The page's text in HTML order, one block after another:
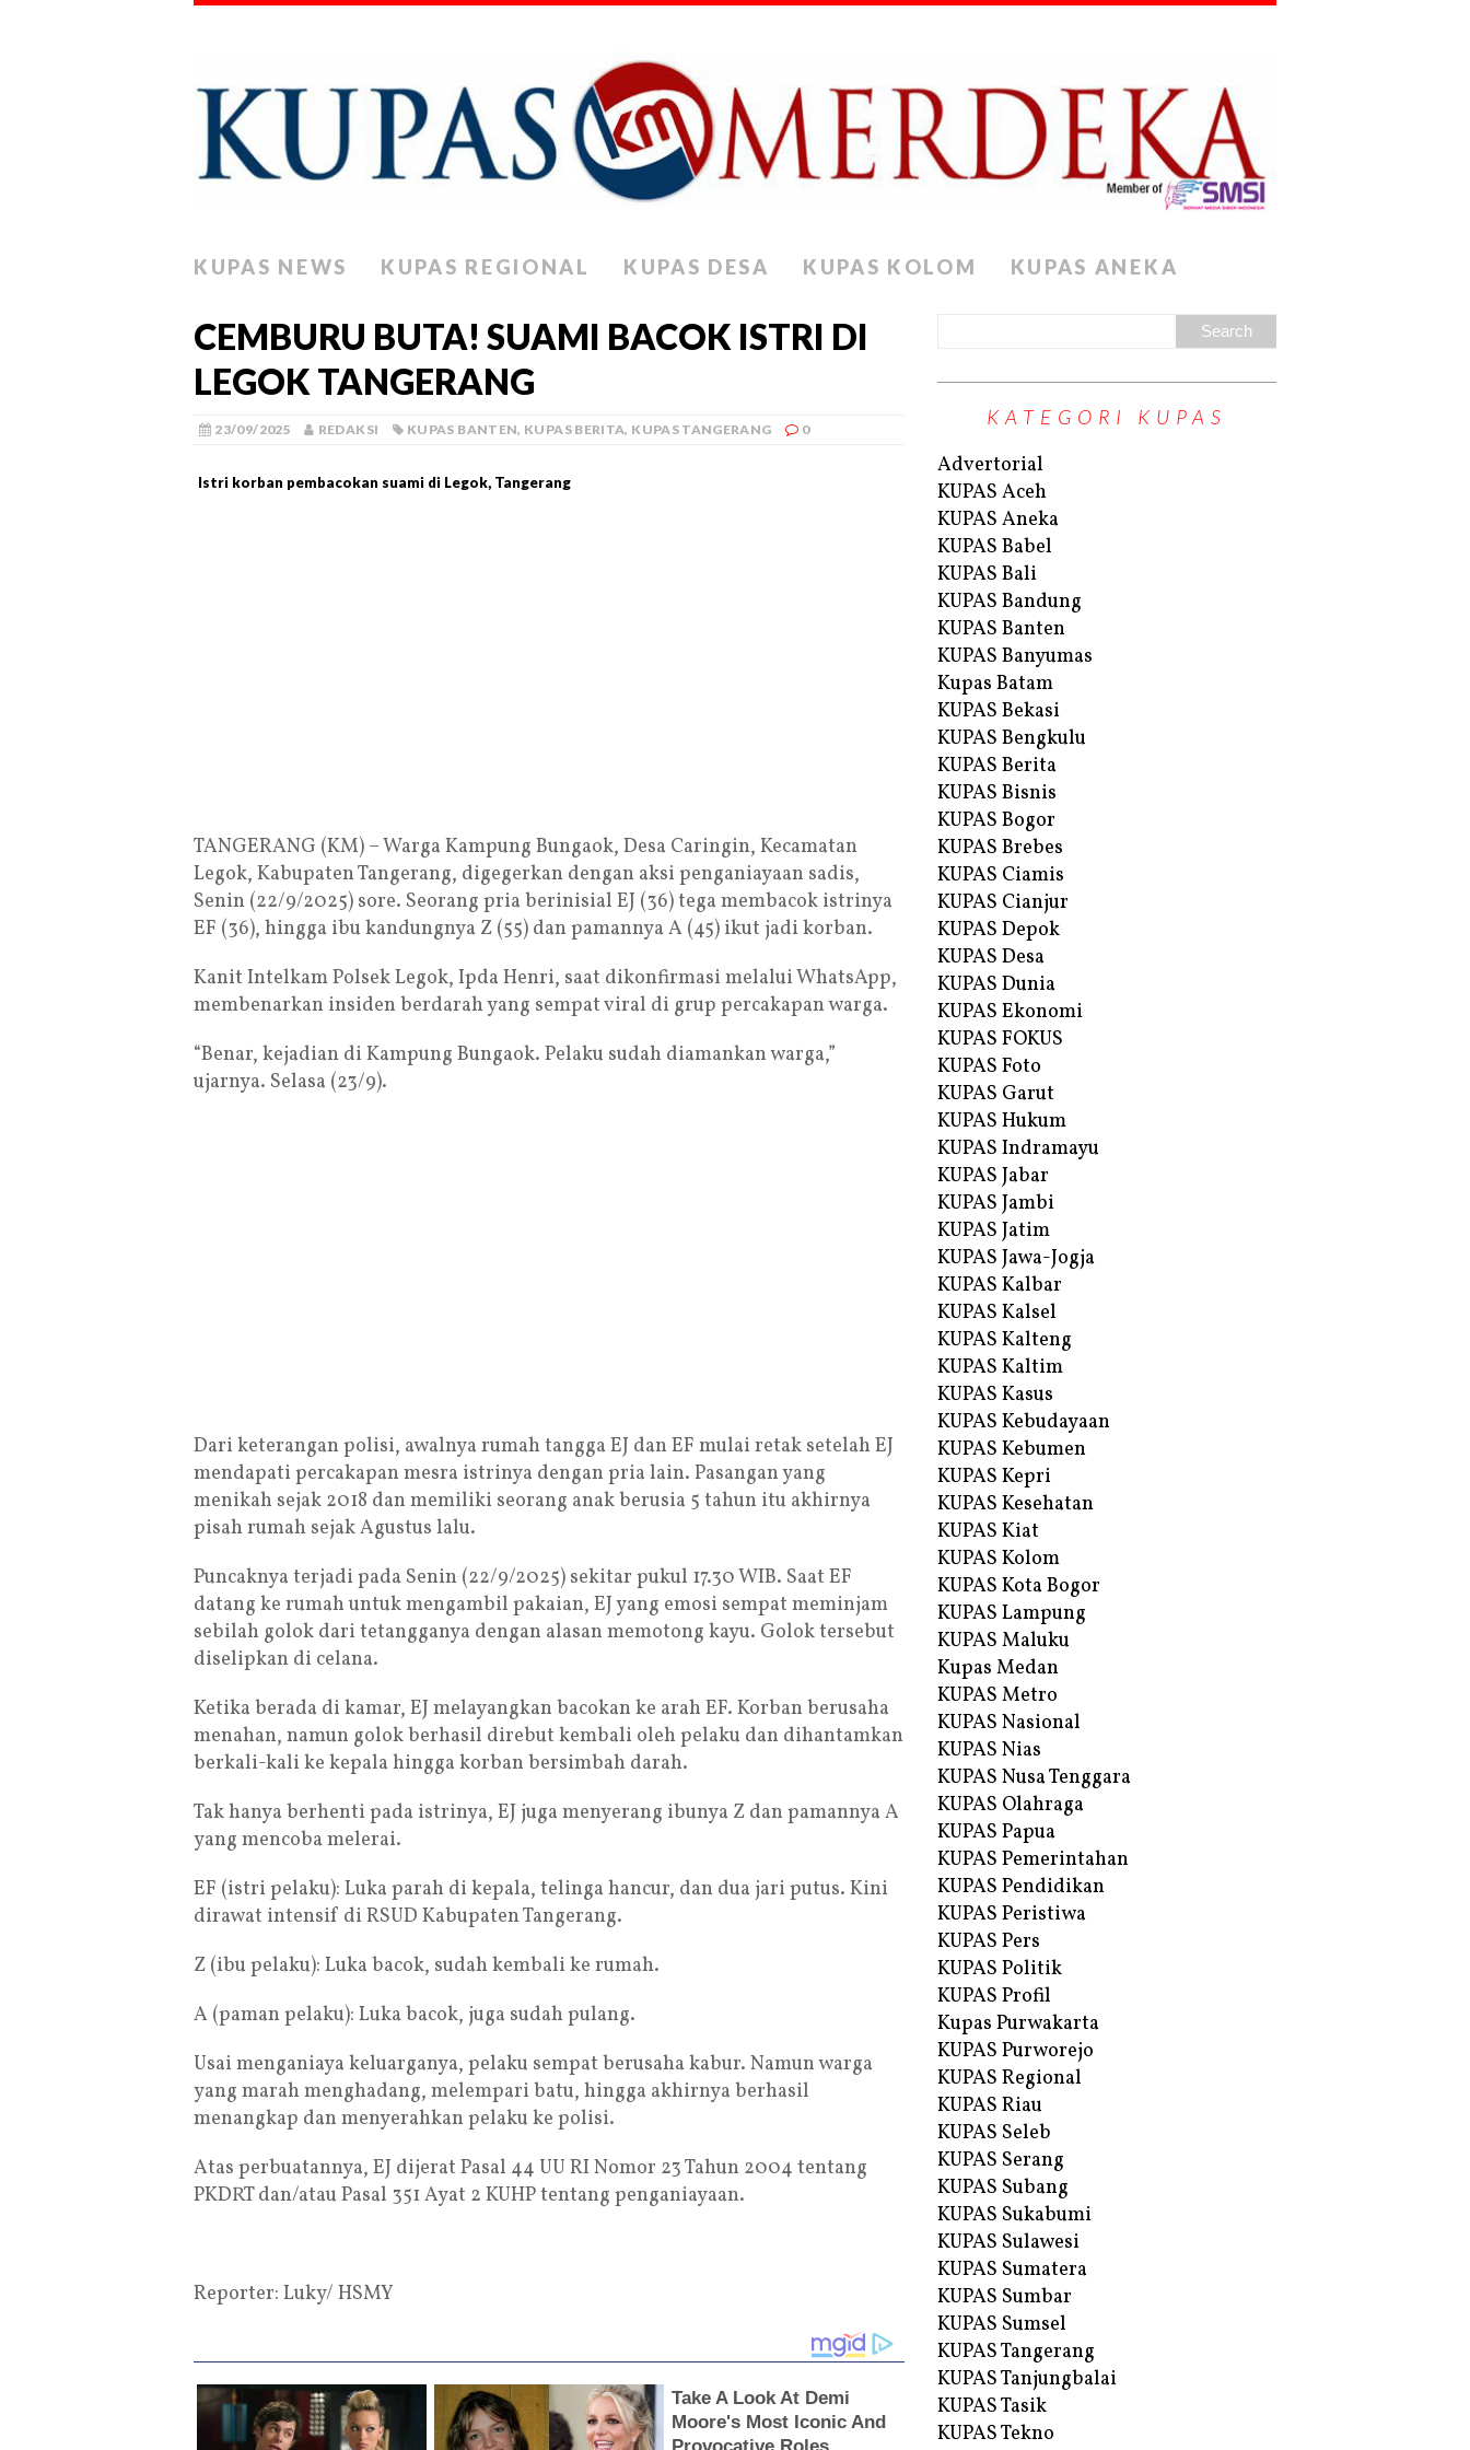
KUPAS NEWS KUPAS REGIONAL KUPAS DESA KUPAS KOLOM KUPAS ANEKA
CEMBURU BUTA! SUAMI BACOK ISTRI DI
LEGOK TANGERANG
23/09/2025 REDAKSI KUPAS BANTEN, KUPAS BERITA, KUPAS TANGERANG 0
Istri korban pembacokan suami di Legok, Tangerang
TANGERANG (KM) – Warga Kampung Bungaok, Desa Caringin, Kecamatan
Legok, Kabupaten Tangerang, digegerkan dengan aksi penganiayaan sadis,
Senin (22/9/2025) sore. Seorang pria berinisial EJ (36) tega membacok istrinya
EF (36), hingga ibu kandungnya Z (55) dan pamannya A (45) ikut jadi korban.
Kanit Intelkam Polsek Legok, Ipda Henri, saat dikonfirmasi melalui WhatsApp,
membenarkan insiden berdarah yang sempat viral di grup percakapan warga.
“Benar, kejadian di Kampung Bungaok. Pelaku sudah diamankan warga,”
ujarnya. Selasa (23/9).
Dari keterangan polisi, awalnya rumah tangga EJ dan EF mulai retak setelah EJ
mendapati percakapan mesra istrinya dengan pria lain. Pasangan yang
menikah sejak 2018 dan memiliki seorang anak berusia 5 tahun itu akhirnya
pisah rumah sejak Agustus lalu.
Puncaknya terjadi pada Senin (22/9/2025) sekitar pukul 17.30 WIB. Saat EF
datang ke rumah untuk mengambil pakaian, EJ yang emosi sempat meminjam
sebilah golok dari tetangganya dengan alasan memotong kayu. Golok tersebut
diselipkan di celana.
Ketika berada di kamar, EJ melayangkan bacokan ke arah EF. Korban berusaha
menahan, namun golok berhasil direbut kembali oleh pelaku dan dihantamkan
berkali-kali ke kepala hingga korban bersimbah darah.
Tak hanya berhenti pada istrinya, EJ juga menyerang ibunya Z dan pamannya A
yang mencoba melerai.
EF (istri pelaku): Luka parah di kepala, telinga hancur, dan dua jari putus. Kini
dirawat intensif di RSUD Kabupaten Tangerang.
Z (ibu pelaku): Luka bacok, sudah kembali ke rumah.
A (paman pelaku): Luka bacok, juga sudah pulang.
Usai menganiaya keluarganya, pelaku sempat berusaha kabur. Namun warga
yang marah menghadang, melempari batu, hingga akhirnya berhasil
menangkap dan menyerahkan pelaku ke polisi.
Atas perbuatannya, EJ dijerat Pasal 44 UU RI Nomor 23 Tahun 2004 tentang
PKDRT dan/atau Pasal 351 Ayat 2 KUHP tentang penganiayaan.
Reporter: Luky/ HSMY
KATEGORI KUPAS
Advertorial
KUPAS Aceh
KUPAS Aneka
KUPAS Babel
KUPAS Bali
KUPAS Bandung
KUPAS Banten
KUPAS Banyumas
Kupas Batam
KUPAS Bekasi
KUPAS Bengkulu
KUPAS Berita
KUPAS Bisnis
KUPAS Bogor
KUPAS Brebes
KUPAS Ciamis
KUPAS Cianjur
KUPAS Depok
KUPAS Desa
KUPAS Dunia
KUPAS Ekonomi
KUPAS FOKUS
KUPAS Foto
KUPAS Garut
KUPAS Hukum
KUPAS Indramayu
KUPAS Jabar
KUPAS Jambi
KUPAS Jatim
KUPAS Jawa-Jogja
KUPAS Kalbar
KUPAS Kalsel
KUPAS Kalteng
KUPAS Kaltim
KUPAS Kasus
KUPAS Kebudayaan
KUPAS Kebumen
KUPAS Kepri
KUPAS Kesehatan
KUPAS Kiat
KUPAS Kolom
KUPAS Kota Bogor
KUPAS Lampung
KUPAS Maluku
Kupas Medan
KUPAS Metro
KUPAS Nasional
KUPAS Nias
KUPAS Nusa Tenggara
KUPAS Olahraga
KUPAS Papua
KUPAS Pemerintahan
KUPAS Pendidikan
KUPAS Peristiwa
KUPAS Pers
KUPAS Politik
KUPAS Profil
Kupas Purwakarta
KUPAS Purworejo
KUPAS Regional
KUPAS Riau
KUPAS Seleb
KUPAS Serang
KUPAS Subang
KUPAS Sukabumi
KUPAS Sulawesi
KUPAS Sumatera
KUPAS Sumbar
KUPAS Sumsel
KUPAS Tangerang
KUPAS Tanjungbalai
KUPAS Tasik
KUPAS Tekno